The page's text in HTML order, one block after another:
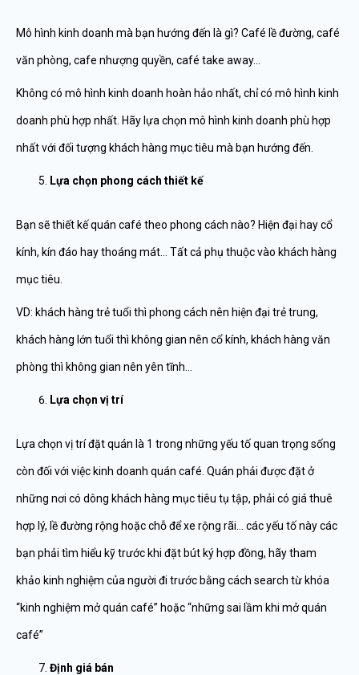
Mô hình kinh doanh mà bạn hướng đến là gì? Café lề đường, café
văn phòng, cafe nhượng quyền, café take away…
Không có mô hình kinh doanh hoàn hảo nhất, chỉ có mô hình kinh
doanh phù hợp nhất. Hãy lựa chọn mô hình kinh doanh phù hợp
nhất với đối tượng khách hàng mục tiêu mà bạn hướng đến.
Lựa chọn phong cách thiết kế
Bạn sẽ thiết kế quán café theo phong cách nào? Hiện đại hay cổ
kính, kín đáo hay thoáng mát… Tất cả phụ thuộc vào khách hàng
mục tiêu.
VD: khách hàng trẻ tuổi thì phong cách nên hiện đại trẻ trung,
khách hàng lớn tuổi thì không gian nên cổ kính, khách hàng văn
phòng thì không gian nên yên tĩnh…
Lựa chọn vị trí
Lựa chọn vị trí đặt quán là 1 trong những yếu tố quan trọng sống
còn đối với việc kinh doanh quán café. Quán phải được đặt ở
những nơi có dông khách hàng mục tiêu tụ tập, phải có giá thuê
hợp lý, lề đường rộng hoặc chỗ để xe rộng rãi… các yếu tố này các
bạn phải tìm hiểu kỹ trước khi đặt bút ký hợp đồng, hãy tham
khảo kinh nghiệm của người đi trước bằng cách search từ khóa
“kinh nghiệm mở quán café” hoặc “những sai lầm khi mở quán
café”
Định giá bán